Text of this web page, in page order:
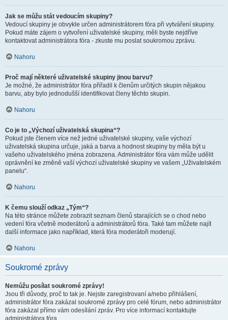
Jak se můžu stát vedoucím skupiny?
Vedoucí skupiny je obvykle určen administrátorem fóra při vytváření skupiny.
Pokud máte zájem o vytvoření uživatelské skupiny, měli byste nejdříve
kontaktovat administrátora fóra - zkuste mu poslat soukromou zprávu.
Nahoru
Proč mají některé uživatelské skupiny jinou barvu?
Je možné, že administrátor fóra přiřadil k členům určitých skupin nějakou
barvu, aby bylo jednodušší identifikovat členy těchto skupin.
Nahoru
Co je to „Výchozí uživatelská skupina“?
Pokud jste členem více než jedné uživatelské skupiny, vaše výchozí
uživatelská skupina určuje, jaká a barva a hodnost skupiny by měla být u
vašeho uživatelského jména zobrazena. Administrátor fóra vám může udělit
oprávnění ke změně vaší výchozí uživatelské skupiny ve vašem „Uživatelském
panelu“.
Nahoru
K čemu slouží odkaz „Tým“?
Na této stránce můžete zobrazit seznam členů starajících se o chod nebo
vedení fóra včetně moderátorů a administrátorů fóra. Také tam můžete najít
další informace jako například, která fóra moderátoři moderují.
Nahoru
Soukromé zprávy
Nemůžu posílat soukromé zprávy!
Jsou tři důvody, proč to tak je. Nejste zaregistrovaní a/nebo přihlášení,
administrátor fóra zakázal soukromé zprávy pro celé fórum, nebo administrátor
fóra zakázal přímo vám odesílání zpráv. Pro více informací kontaktujte
administrátora fóra.